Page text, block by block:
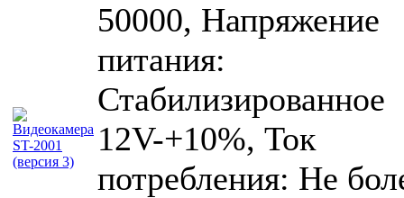
50000, Напряжение
питания:
Стабилизированное
12V-+10%, Ток
потребления: Не